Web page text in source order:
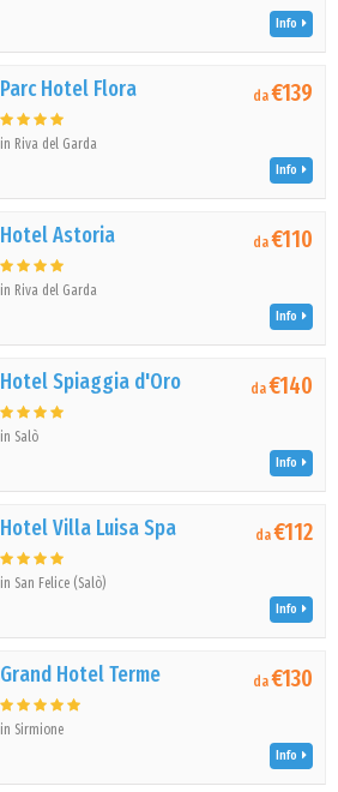
Info
Parc Hotel Flora
in Riva del Garda
da€139
Info
Hotel Astoria
in Riva del Garda
da€110
Info
Hotel Spiaggia d'Oro
in Salò
da€140
Info
Hotel Villa Luisa Spa
in San Felice (Salò)
da€112
Info
Grand Hotel Terme
in Sirmione
da€130
Info